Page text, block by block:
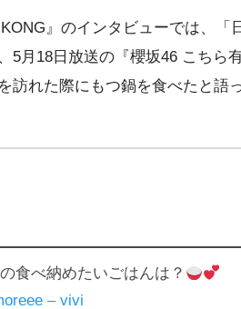
』のインタビューでは、「
5月18日放送の『櫻坂46 こちら
れた際にもつ鍋を食べたと語っ
食べ納めたいごはんは？
– vivi